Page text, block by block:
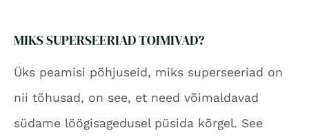
MIKS SUPERSEERIAD TOIMIVAD?
Üks peamisi põhjuseid, miks superseeriad on
nii tõhusad, on see, et need võimaldavad
südame löögisagedusel püsida kõrgel. See